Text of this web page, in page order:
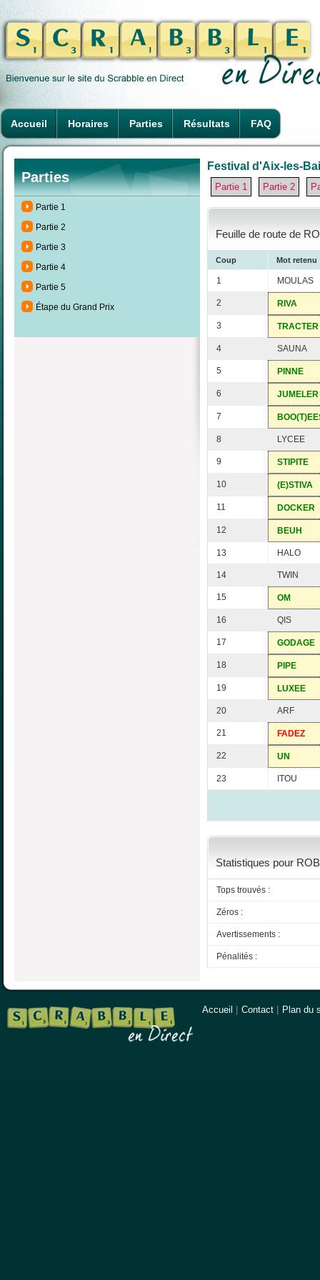
Accueil Horaires Parties Résultats FAQ
Parties
Partie 1
Partie 2
Partie 3
Partie 4
Partie 5
Étape du Grand Prix
Festival d'Aix-les-
Partie 1 Partie 2
Feuille de route de
Coup Mot retenu
1 MOULAS
2 RIVA
3 TRACTER
4 SAUNA
5 PINNE
6 JUMELER
7
8 LYCEE
9 STIPITE
10 (E)STIVA
11 DOCKER
12 BEUH
13 HALO
14 TWIN
15 OM
16 QIS
17 GODAGE
18 PIPE
19 LUXEE
20 ARF
21 FADEZ
22 UN
23 ITOU
Statistiques pour
Tops trouvés :
Zéros :
Avertissements :
Pénalités :
Accueil Contact Plan du